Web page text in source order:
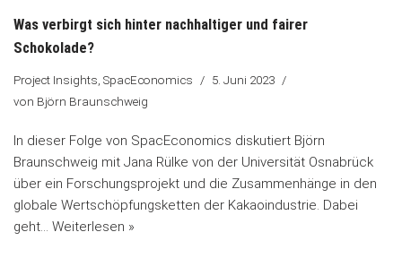
Was verbirgt sich hinter nachhaltiger und fairer
Schokolade?
Project Insights SpacEconomics
5. Juni 2023
von Björn Braunschweig
In dieser Folge von SpacEconomics diskutiert Björn
Braunschweig mit Jana Rülke von der Universität Osnabrück
über ein Forschungsprojekt und die Zusammenhänge in den
globale Wertschöpfungsketten der Kakaoindustrie. Dabei
geht… Weiterlesen »